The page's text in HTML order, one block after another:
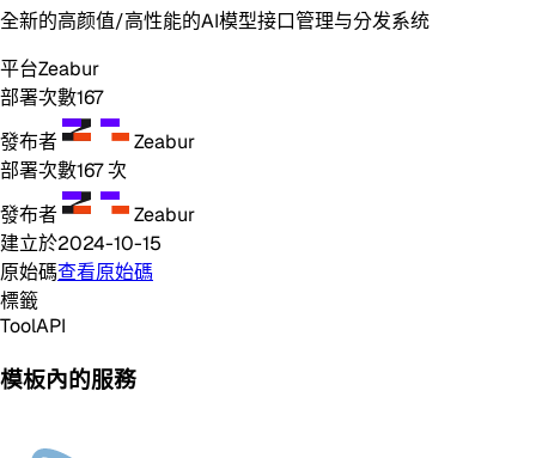
全新的高颜值/高性能的AI模型接口管理与分发系统
平台Zeabur
部署次數167
發布者
Zeabur
部署次數167次
發布者
Zeabur
建立於2024-10-15
原始碼查看原始碼
標籤
ToolAPI
模板內的服務